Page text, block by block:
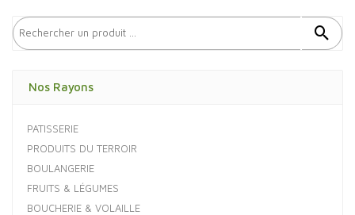
Nos Rayons
PATISSERIE
PRODUITS DU TERROIR
BOULANGERIE
FRUITS & LÉGUMES
BOUCHERIE & VOLAILLE